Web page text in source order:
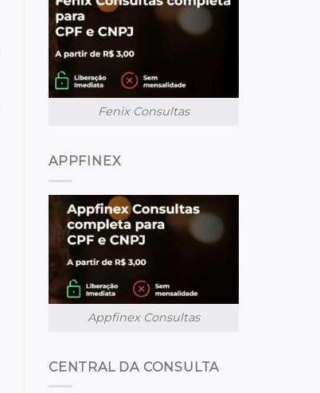
Fenix Consultas
APPFINEX
Appfinex Consultas
CENTRAL DA CONSULTA